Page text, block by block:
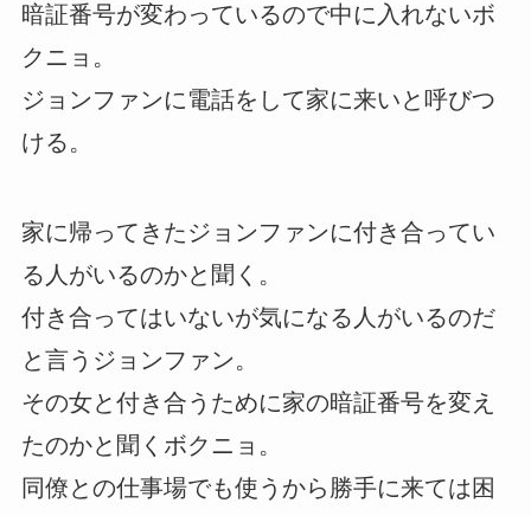
暗証番号が変わっているので中に入れないボ
クニョ。
ジョンファンに電話をして家に来いと呼びつ
ける。
家に帰ってきたジョンファンに付き合ってい
る人がいるのかと聞く。
付き合ってはいないが気になる人がいるのだ
と言うジョンファン。
その女と付き合うために家の暗証番号を変え
たのかと聞くボクニョ。
同僚との仕事場でも使うから勝手に来ては困